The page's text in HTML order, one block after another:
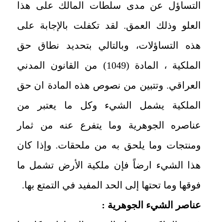
التساؤل عن مدى سلطات المالك على هذا
العلو وذلك العمق. لقد تكفلت بالإجابة على
هذه التساؤلات، وبالتالي بتحديد نطاق حق
الملكية ، المادة (1049) من القانون المدني
العراقي. وتتبين من نصوص هذه المادة ان حق
الملكية يشمل الشيء وكل ما يعتبر من
عناصره الجوهرية وما يتفرع عنه من ثمار
ومنتجات وما يلحق به من ملحقات. وإذا كان
هذا الشيء ارضاً فإن ملكية الأرض تشمل ما
فوقها وما تحتها إلى الحد المفيد في التمتع بها.
عناصر الشيء الجوهرية :